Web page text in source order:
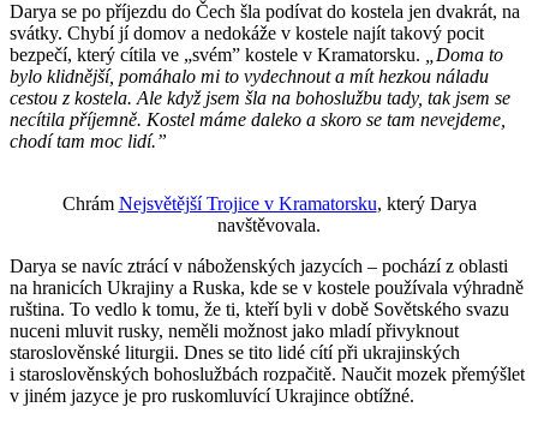
Darya se po příjezdu do Čech šla podívat do kostela jen dvakrát, na
svátky. Chybí jí domov a nedokáže v kostele najít takový pocit
bezpečí, který cítila ve „svém” kostele v Kramatorsku.
„Doma to
bylo klidnější, pomáhalo mi to vydechnout a mít hezkou náladu
cestou z kostela. Ale když jsem šla na bohoslužbu tady, tak jsem se
necítila příjemně. Kostel máme daleko a skoro se tam nevejdeme,
chodí tam moc lidí.”
Chrám Nejsvětější Trojice v Kramatorsku, který Darya
navštěvovala.
Darya se navíc ztrácí v náboženských jazycích – pochází z oblasti
na hranicích Ukrajiny a Ruska, kde se v kostele používala výhradně
ruština. To vedlo k tomu, že ti, kteří byli v době Sovětského svazu
nuceni mluvit rusky, neměli možnost jako mladí přivyknout
staroslověnské liturgii. Dnes se tito lidé cítí při ukrajinských
i staroslověnských bohoslužbách rozpačitě. Naučit mozek přemýšlet
v jiném jazyce je pro ruskomluvící Ukrajince obtížné.